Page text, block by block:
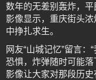
数年的无差别轰炸，
影像显示，重庆街头
中挣扎求生。
网友“山城记忆”留言
恐惧，炸弹随时可能
影像让大家对那段历